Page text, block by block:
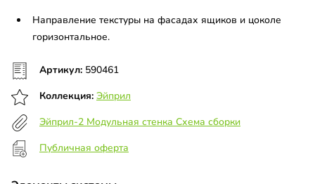
Направление текстуры на фасадах ящиков и цоколе
горизонтальное.
Артикул: 590461
Коллекция: Эйприл
Эйприл-2 Модульная стенка Схема сборки
Публичная оферта